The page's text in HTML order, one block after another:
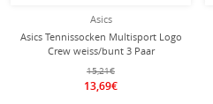
Asics
Asics Tennissocken Multisport Logo
Crew weiss/bunt 3 Paar
15,21€
13,69€